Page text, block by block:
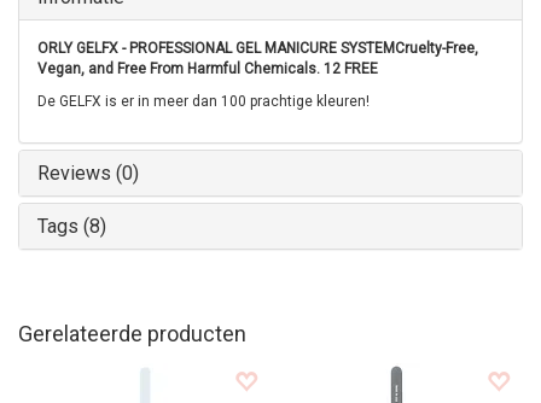
ORLY GELFX - PROFESSIONAL GEL MANICURE SYSTEMCruelty-Free,
Vegan, and Free From Harmful Chemicals. 12 FREE
De GELFX is er in meer dan 100 prachtige kleuren!
Reviews (0)
Tags (8)
Gerelateerde producten